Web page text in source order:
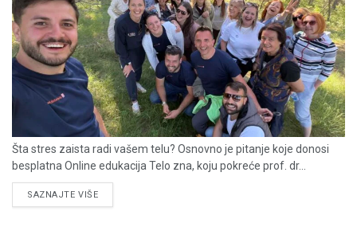
Šta stres zaista radi vašem telu? Osnovno je pitanje koje donosi
besplatna Online edukacija Telo zna, koju pokreće prof. dr...
SAZNAJTE VIŠEDETAILS